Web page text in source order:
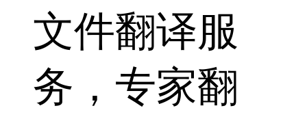
文件翻译服
务，专家翻